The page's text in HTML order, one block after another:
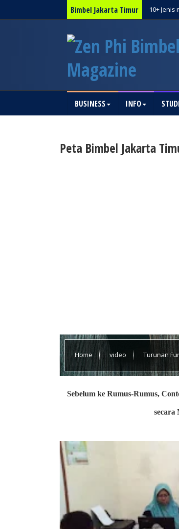
Bimbel Jakarta Timur 10+
BUSINESS INFO
Peta Bimbel Jakarta
Home video Turunan
Sebelum ke Rumus-Rumus,
secara